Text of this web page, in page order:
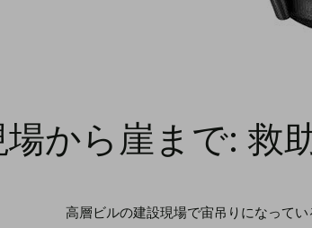
場から崖まで: 救
高層ビルの建設現場で宙吊りになって